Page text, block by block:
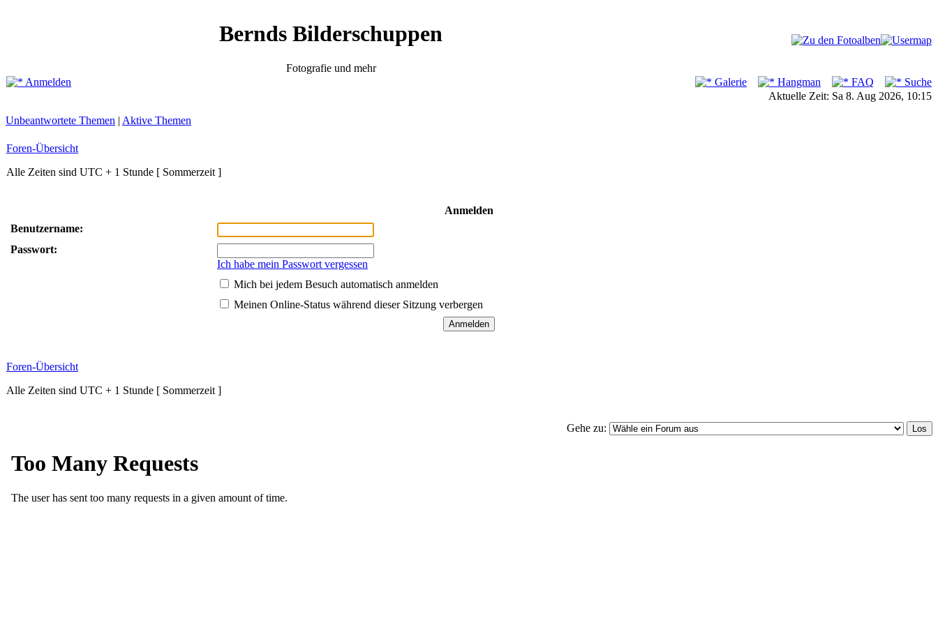
Bernds Bilderschuppen
Fotografie und mehr
Anmelden
Galerie Hangman FAQ
Suche
Aktuelle Zeit: Sa 8. Aug 2026, 10:15
Unbeantwortete Themen | Aktive Themen
Foren-Übersicht
Alle Zeiten sind UTC + 1 Stunde [ Sommerzeit ]
Anmelden
Benutzername:
Passwort:
Ich habe mein Passwort vergessen
Mich bei jedem Besuch automatisch anmelden
Meinen Online-Status während dieser Sitzung verbergen
Foren-Übersicht
Alle Zeiten sind UTC + 1 Stunde [ Sommerzeit ]
Gehe zu: